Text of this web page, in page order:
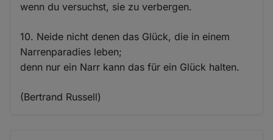
wenn du versuchst, sie zu verbergen.
10. Neide nicht denen das Glück, die in einem
Narrenparadies leben;
denn nur ein Narr kann das für ein Glück halten.
(Bertrand Russell)